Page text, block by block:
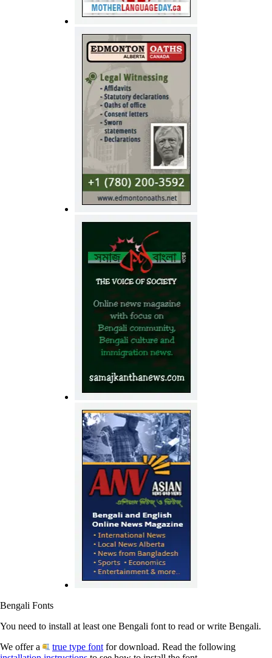
Bengali Fonts
You need to install at least one Bengali font to read or write Bengali.
We offer a
true type font for download. Read the following